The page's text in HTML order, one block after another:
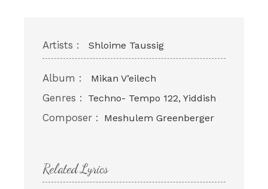
Artists : Shloime Taussig
Album : Mikan V’eilech
Genres : Techno- Tempo 122, Yiddish
Composer : Meshulem Greenberger
Related Lyrics